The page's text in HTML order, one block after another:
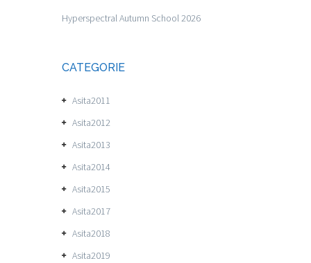
Hyperspectral Autumn School 2026
CATEGORIE
Asita2011
Asita2012
Asita2013
Asita2014
Asita2015
Asita2017
Asita2018
Asita2019